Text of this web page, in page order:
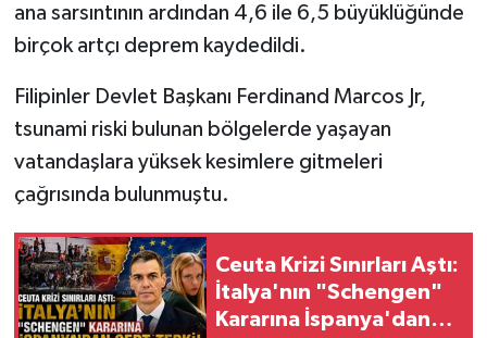
ana sarsıntının ardından 4,6 ile 6,5 büyüklüğünde
birçok artçı deprem kaydedildi.
Filipinler Devlet Başkanı Ferdinand Marcos Jr,
tsunami riski bulunan bölgelerde yaşayan
vatandaşlara yüksek kesimlere gitmeleri
çağrısında bulunmuştu.
Ceuta Krizi Sınırları Aştı:
İtalya'nın "Schengen"
Kararına İspanya'dan